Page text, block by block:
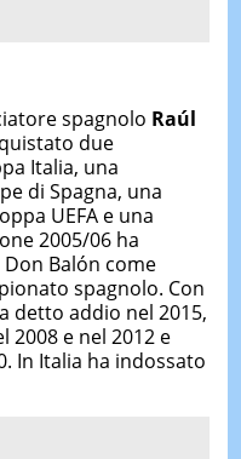
spagnolo Raúl
due
Italia, una
di Spagna, una
UEFA e una
2005/06 ha
Balón come
spagnolo. Con
detto addio nel 2015,
2008 e nel 2012 e
In Italia ha indossato